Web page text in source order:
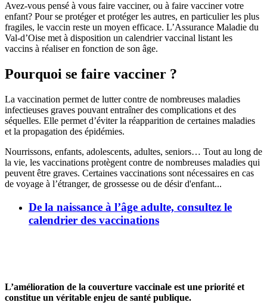
Avez-vous pensé à vous faire vacciner, ou à faire vacciner votre
enfant? Pour se protéger et protéger les autres, en particulier les plus
fragiles, le vaccin reste un moyen efficace. L’Assurance Maladie du
Val-d’Oise met à disposition un calendrier vaccinal listant les
vaccins à réaliser en fonction de son âge.
Pourquoi se faire vacciner ?
La vaccination permet de lutter contre de nombreuses maladies
infectieuses graves pouvant entraîner des complications et des
séquelles. Elle permet d’éviter la réapparition de certaines maladies
et la propagation des épidémies.
Nourrissons, enfants, adolescents, adultes, seniors… Tout au long de
la vie, les vaccinations protègent contre de nombreuses maladies qui
peuvent être graves. Certaines vaccinations sont nécessaires en cas
de voyage à l’étranger, de grossesse ou de désir d'enfant...
De la naissance à l’âge adulte, consultez le
calendrier des vaccinations
L’amélioration de la couverture vaccinale est une priorité et
constitue un véritable enjeu de santé publique.